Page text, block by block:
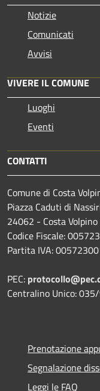
Notizie
Comunicati
Avvisi
VIVERE IL COMUNE
Luoghi
Eventi
CONTATTI
Comune di Costa
Piazza Caduti di
24062 - Costa Volpino
Codice Fiscale:
Partita IVA:
PEC:
Centralino Unico:
Prenotazione
Segnalazione
Leggi le FAQ